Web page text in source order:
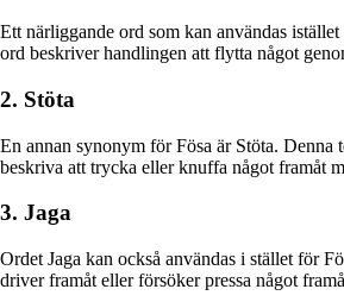
Ett närliggande ord som kan användas
ord beskriver handlingen att flytta något
2. Stöta
En annan synonym för Fösa är Stöta. Denna
beskriva att trycka eller knuffa något framåt
3. Jaga
Ordet Jaga kan också användas i stället för
driver framåt eller försöker pressa något